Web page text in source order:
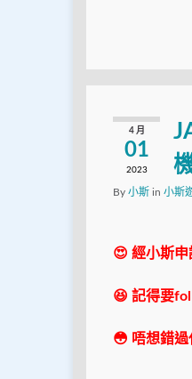
4 月
01
2023
By 小斯 in 小斯
😍 經小斯
😆 記得要
😳 唔想錯過